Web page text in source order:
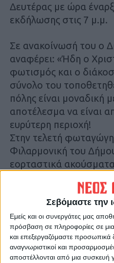
Σεβόμαστε την
Εμείς και οι συνεργάτες μας
πρόσβαση σε πληροφορίες σε
και επεξεργαζόμαστε
αναγνωριστικοί και
αποστέλλονται από μια συσκευή
Δευτέρας με ώρα
εκδήλωσης στις 7 μ.μ.
Σε ανακοίνωσή του ο
αναφέρει: «Ήδη ο
φωτισμός και ο
σύνολο του
πόλης είναι μοναδική
αποτέλεσμα να είναι
ευρύτερη περιοχή!
Στην τελετή
Φιλαρμονική του
εορταστικά
δήμαρχος κ. Βασίλης
σύνθημα να ανάψει
ακολουθήσει
πρόγραμμα.
βρίσκεται μαζί μας
μικρούς μας φίλους».